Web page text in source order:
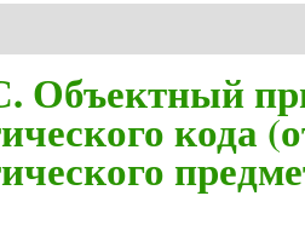
Объектный
кода